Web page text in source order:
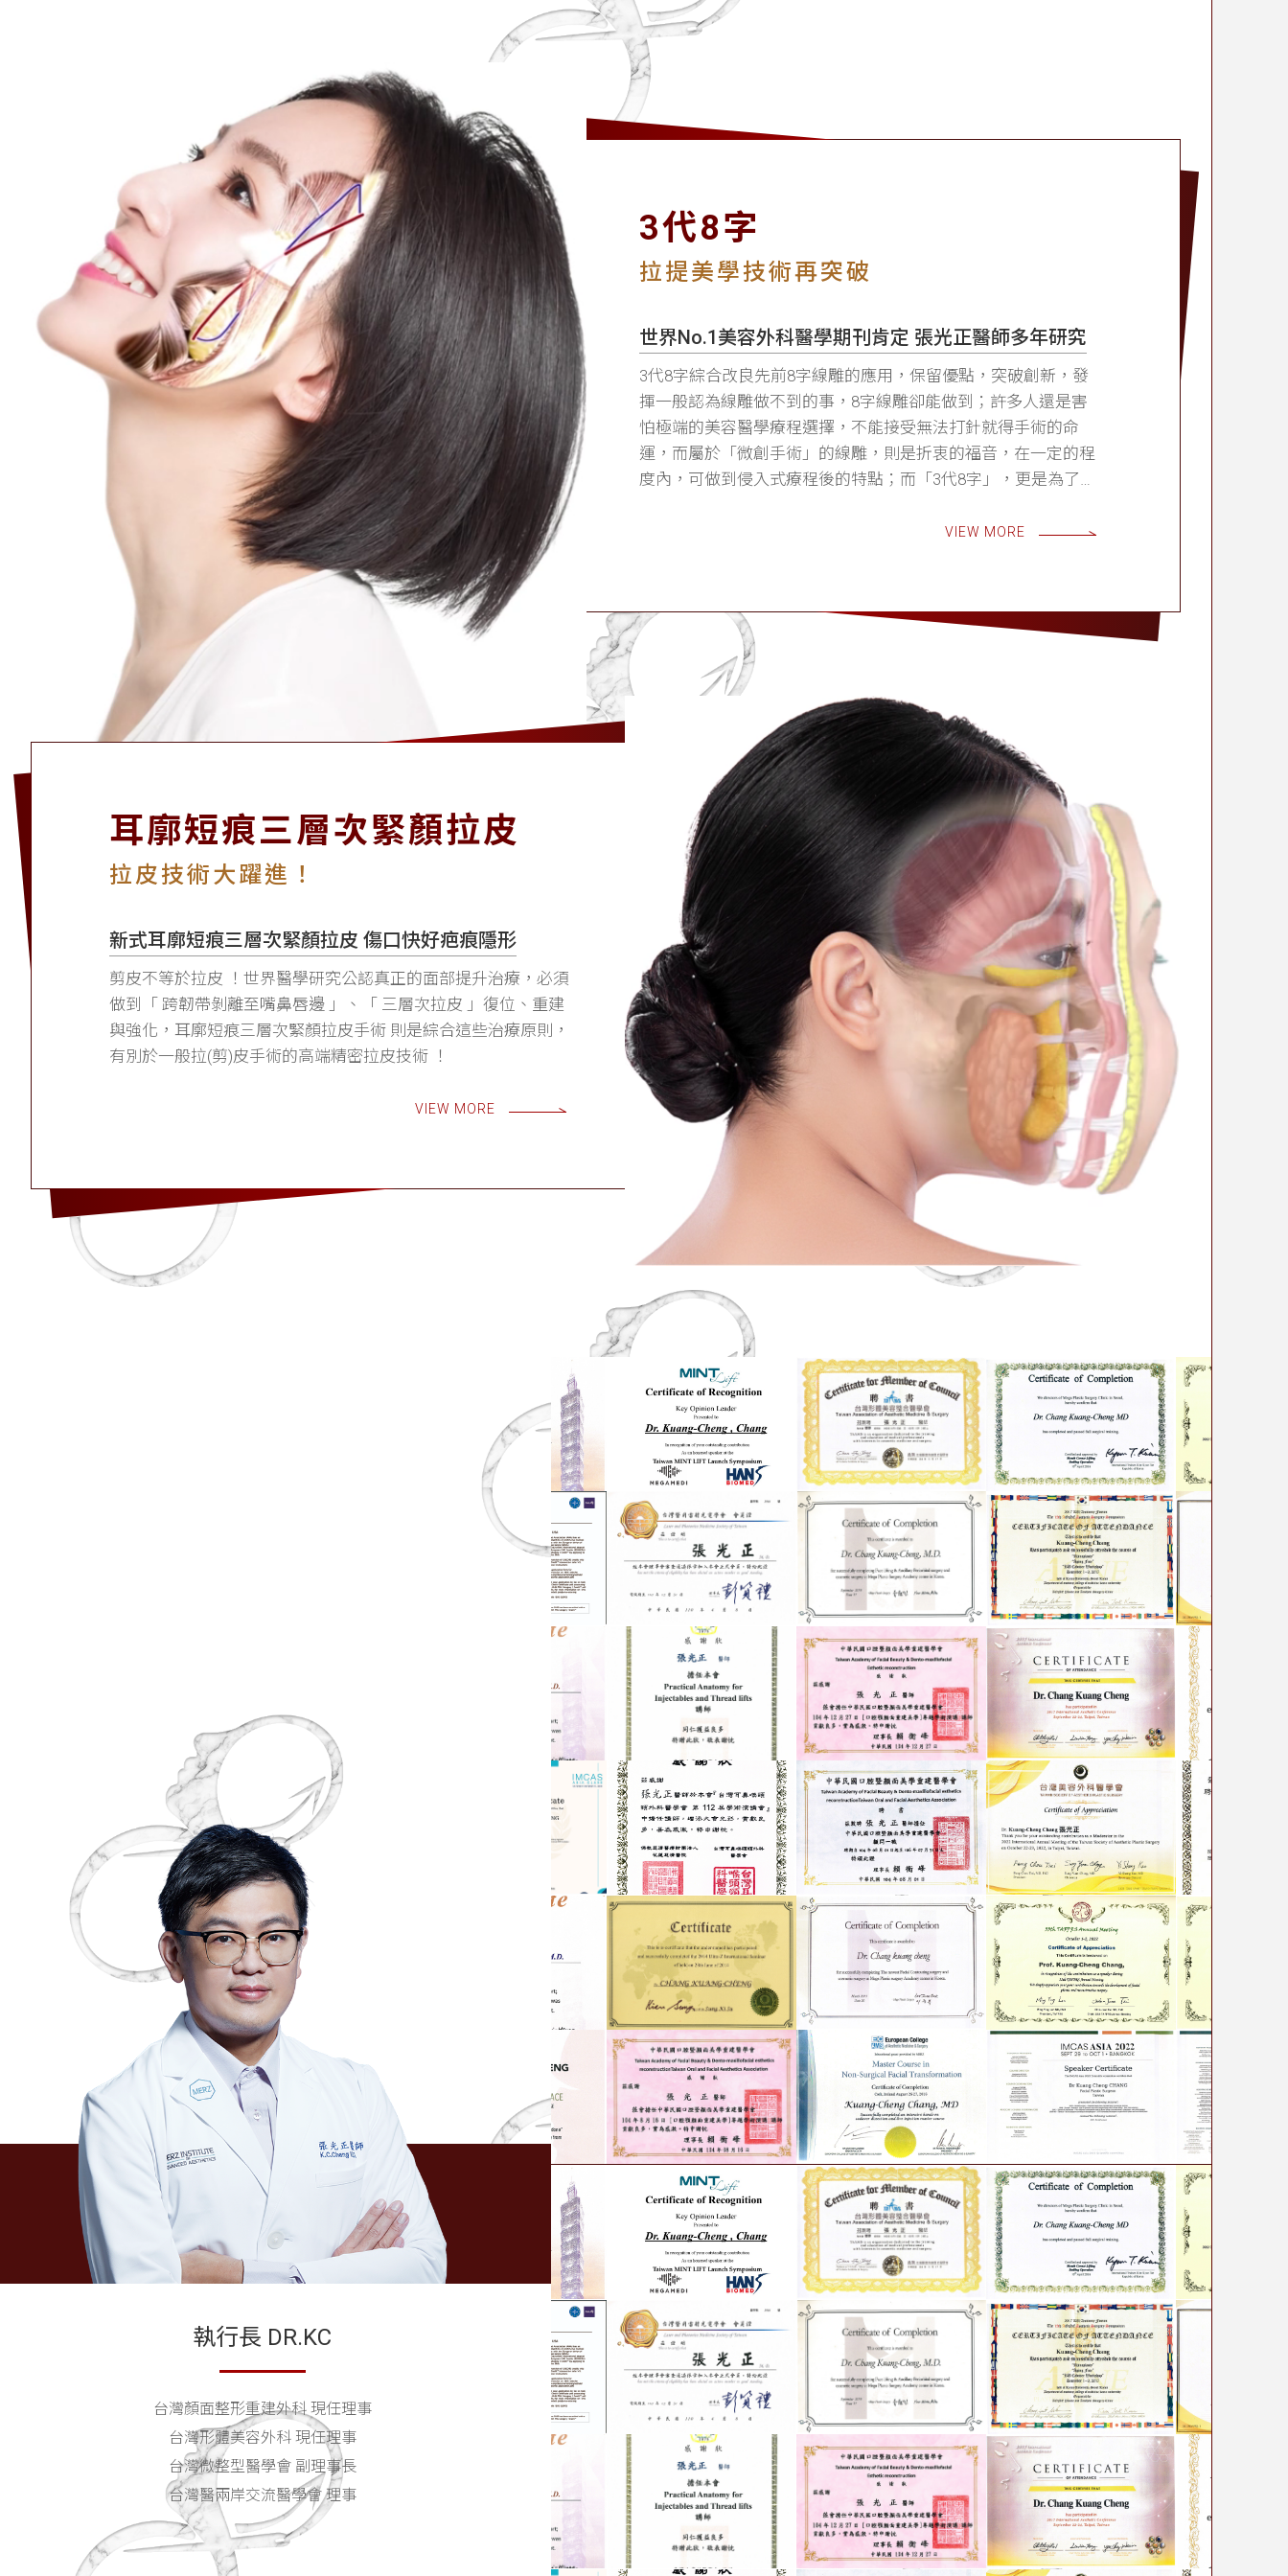
3代8字
拉提美學技術再突破
世界No.1美容外科醫學期刊肯定 張光正醫師多年研究
3代8字綜合改良先前8字線雕的應用，保留優點，突破創新，發
揮一般認為線雕做不到的事，8字線雕卻能做到；許多人還是害
怕極端的美容醫學療程選擇，不能接受無法打針就得手術的命
運，而屬於「微創手術」的線雕，則是折衷的福音，在一定的程
度內，可做到侵入式療程後的特點；而「3代8字」，更是為了這
VIEW MORE
耳廓短痕三層次緊顏拉皮
拉皮技術大躍進！
新式耳廓短痕三層次緊顏拉皮 傷口快好疤痕隱形
剪皮不等於拉皮 ！世界醫學研究公認真正的面部提升治療，必須
做到「 跨韌帶剝離至嘴鼻唇邊 」、「 三層次拉皮 」復位、重建
與強化，耳廓短痕三層次緊顏拉皮手術 則是綜合這些治療原則，
有別於一般拉(剪)皮手術的高端精密拉皮技術 ！
VIEW MORE
執行長 DR.KC
台灣顏面整形重建外科 現任理事
台灣形體美容外科 現任理事
台灣微整型醫學會 副理事長
台灣醫兩岸交流醫學會 理事